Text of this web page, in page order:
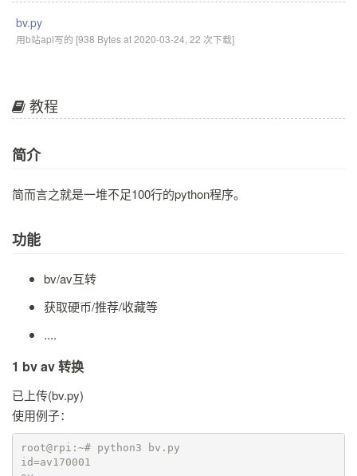
bv.py
用b站api写的 [938 Bytes at 2020-03-24, 22 次下载]
教程
简介
简而言之就是一堆不足100行的python程序。
功能
bv/av互转
获取硬币/推荐/收藏等
....
1 bv av 转换
已上传(bv.py)
使用例子：
root@rpi:~# python3 bv.py
id=av170001